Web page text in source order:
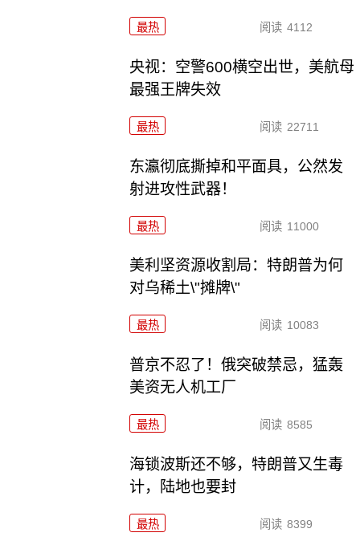
最热 阅读 4112
央视：空警600横空出世，美航母
最强王牌失效
最热 阅读 22711
东瀛彻底撕掉和平面具，公然发
射进攻性武器！
最热 阅读 11000
美利坚资源收割局：特朗普为何
对乌稀土\"摊牌\"
最热 阅读 10083
普京不忍了！俄突破禁忌，猛轰
美资无人机工厂
最热 阅读 8585
海锁波斯还不够，特朗普又生毒
计，陆地也要封
最热 阅读 8399